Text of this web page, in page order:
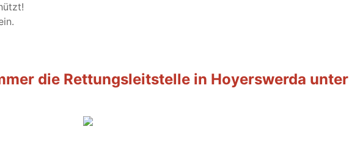
die Rettungsleitstelle in Hoyerswerda unter